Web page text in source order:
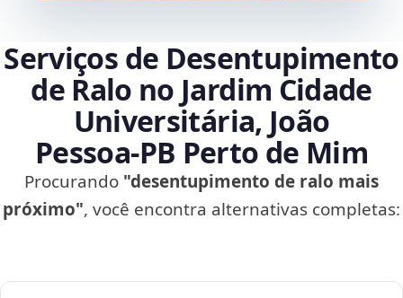
Serviços de Desentupimento
de Ralo no Jardim Cidade
Universitária, João
Pessoa‑PB Perto de Mim
Procurando "desentupimento de ralo mais
próximo", você encontra alternativas completas: